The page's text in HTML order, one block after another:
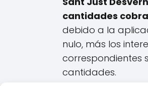
cantidades
debido a la
nulo, más los
correspondientes
cantidades.